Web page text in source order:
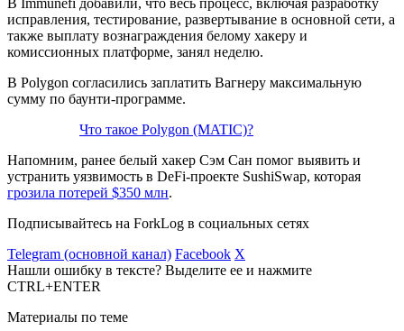
исправления, тестирование, развертывание в основной сети, а
также выплату вознаграждения белому хакеру и
комиссионных платформе, занял неделю.
В Polygon согласились заплатить Вагнеру максимальную
сумму по баунти-программе.
Что такое Polygon (MATIC)?
Напомним, ранее белый хакер Сэм Сан помог выявить и
устранить уязвимость в DeFi-проекте SushiSwap, которая
грозила потерей $350 млн.
Подписывайтесь на ForkLog в социальных сетях
Telegram (основной канал) Facebook X
Нашли ошибку в тексте? Выделите ее и нажмите
CTRL+ENTER
Материалы по теме